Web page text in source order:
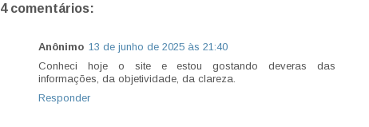
4 comentários:
Anônimo 13 de junho de 2025 às 21:40
Conheci hoje o site e estou gostando deveras das
informações, da objetividade, da clareza.
Responder